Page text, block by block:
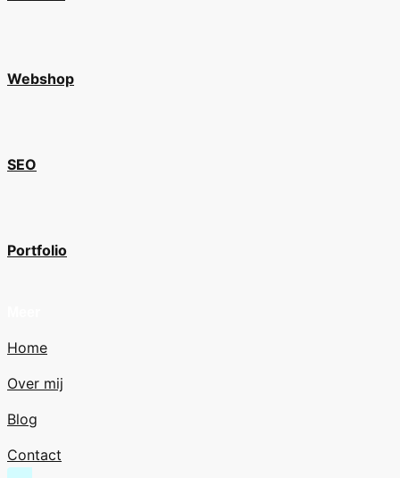
Webshop
SEO
Portfolio
Home
Over mij
Blog
Contact